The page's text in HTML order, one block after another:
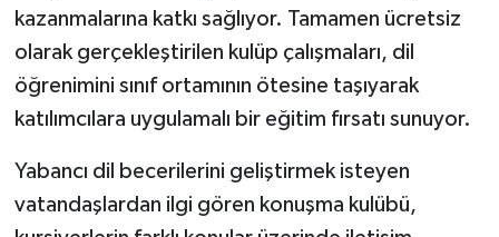
kazanmalarına katkı sağlıyor. Tamamen ücretsiz
olarak gerçekleştirilen kulüp çalışmaları, dil
öğrenimini sınıf ortamının ötesine taşıyarak
katılımcılara uygulamalı bir eğitim fırsatı sunuyor.
Yabancı dil becerilerini geliştirmek isteyen
vatandaşlardan ilgi gören konuşma kulübü,